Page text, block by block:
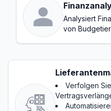
Analysiert
von
Verfolgen